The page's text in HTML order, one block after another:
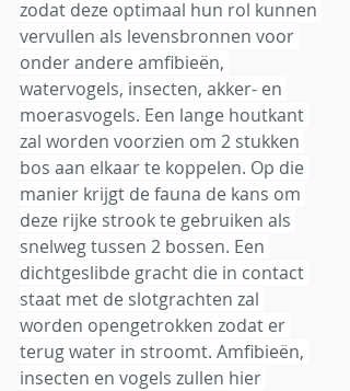
zodat deze optimaal hun rol kunnen
vervullen als levensbronnen voor
onder andere amfibieën,
watervogels, insecten, akker- en
moerasvogels. Een lange houtkant
zal worden voorzien om 2 stukken
bos aan elkaar te koppelen. Op die
manier krijgt de fauna de kans om
deze rijke strook te gebruiken als
snelweg tussen 2 bossen. Een
dichtgeslibde gracht die in contact
staat met de slotgrachten zal
worden opengetrokken zodat er
terug water in stroomt. Amfibieën,
insecten en vogels zullen hier